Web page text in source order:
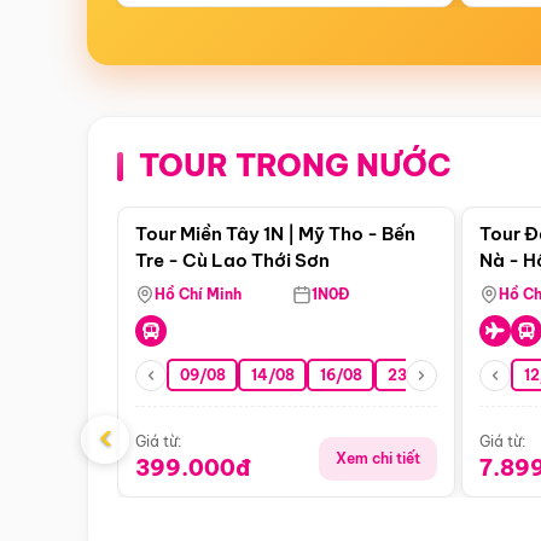
TOUR TRONG NƯỚC
Điểm nổi bật
Tour Miền Tây 1N | Mỹ Tho - Bến
Tre - Cù Lao Thới Sơn
Hồ Chí Minh 1N0Đ
09/08 14/08 16/08 23/08 30/08
Giá từ:
399.000đ Xem chi tiết
Tour
Nà -
Nha
Hồ
Giá từ:
‹